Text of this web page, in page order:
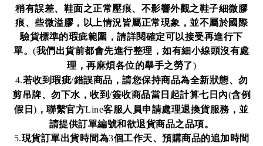
稍有誤差、鞋面之正常壓痕、不影響外觀之鞋子細微膠
痕、些微溢膠，以上情況皆屬正常現象，並不屬於國際
驗貨標準的瑕疵範圍，請詳閱確定可以接受再進行下
單。(我們出貨前都會先進行整理，如有細小線頭沒有處
理，再麻煩各位的舉手之勞了)
4.若收到瑕疵/錯誤商品，請您保持商品為全新狀態、勿
剪吊牌、勿下水，收到/簽收商品當日起計算七日內(含例
假日) ，聯繫官方Line客服人員申請處理退換貨服務，並
請提供訂單編號和欲退貨商品之品項。
5.現貨訂單出貨時間為3個工作天、預購商品的追加時間